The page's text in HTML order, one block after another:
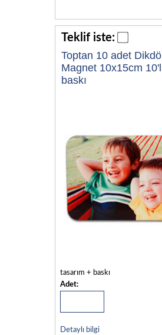
Teklif iste:
Toptan 10 adet
Magnet 10x15cm
baskı
tasarım + baskı
Adet:
Detaylı bilgi